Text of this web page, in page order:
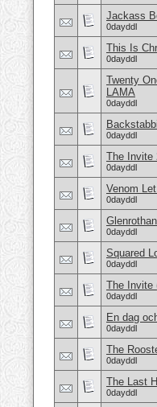
Jackass
0dayddl
This Is
0dayddl
Twenty
LAMA
0dayddl
0dayddl
The Invite
0dayddl
Venom
0dayddl
0dayddl
Squared
0dayddl
The Invite
0dayddl
En dag
0dayddl
The
0dayddl
The Last
0dayddl